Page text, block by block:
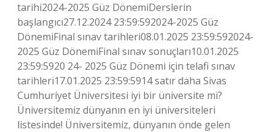
tarihi2024-2025 Güz DönemiDerslerin
başlangıcı27.12.2024 23:59:592024-2025 Güz
DönemiFinal sınav tarihleri08.01.2025 23:59:592024-
2025 Güz DönemiFinal sınav sonuçları10.01.2025
23:59:5920 24- 2025 Güz Dönemi için telafi sınav
tarihleri17.01.2025 23:59:5914 satır daha Sivas
Cumhuriyet Üniversitesi iyi bir üniversite mi?
Üniversitemiz dünyanın en iyi üniversiteleri
listesinde! Üniversitemiz, dünyanın önde gelen